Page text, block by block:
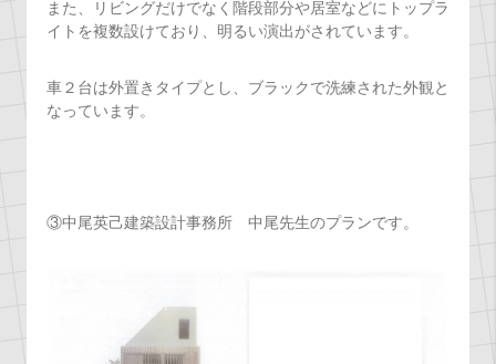
また、リビングだけでなく階段部分や居室などにトップラ
イトを複数設けており、明るい演出がされています。
車２台は外置きタイプとし、ブラックで洗練された外観と
なっています。
③中尾英己建築設計事務所 中尾先生のプランです。